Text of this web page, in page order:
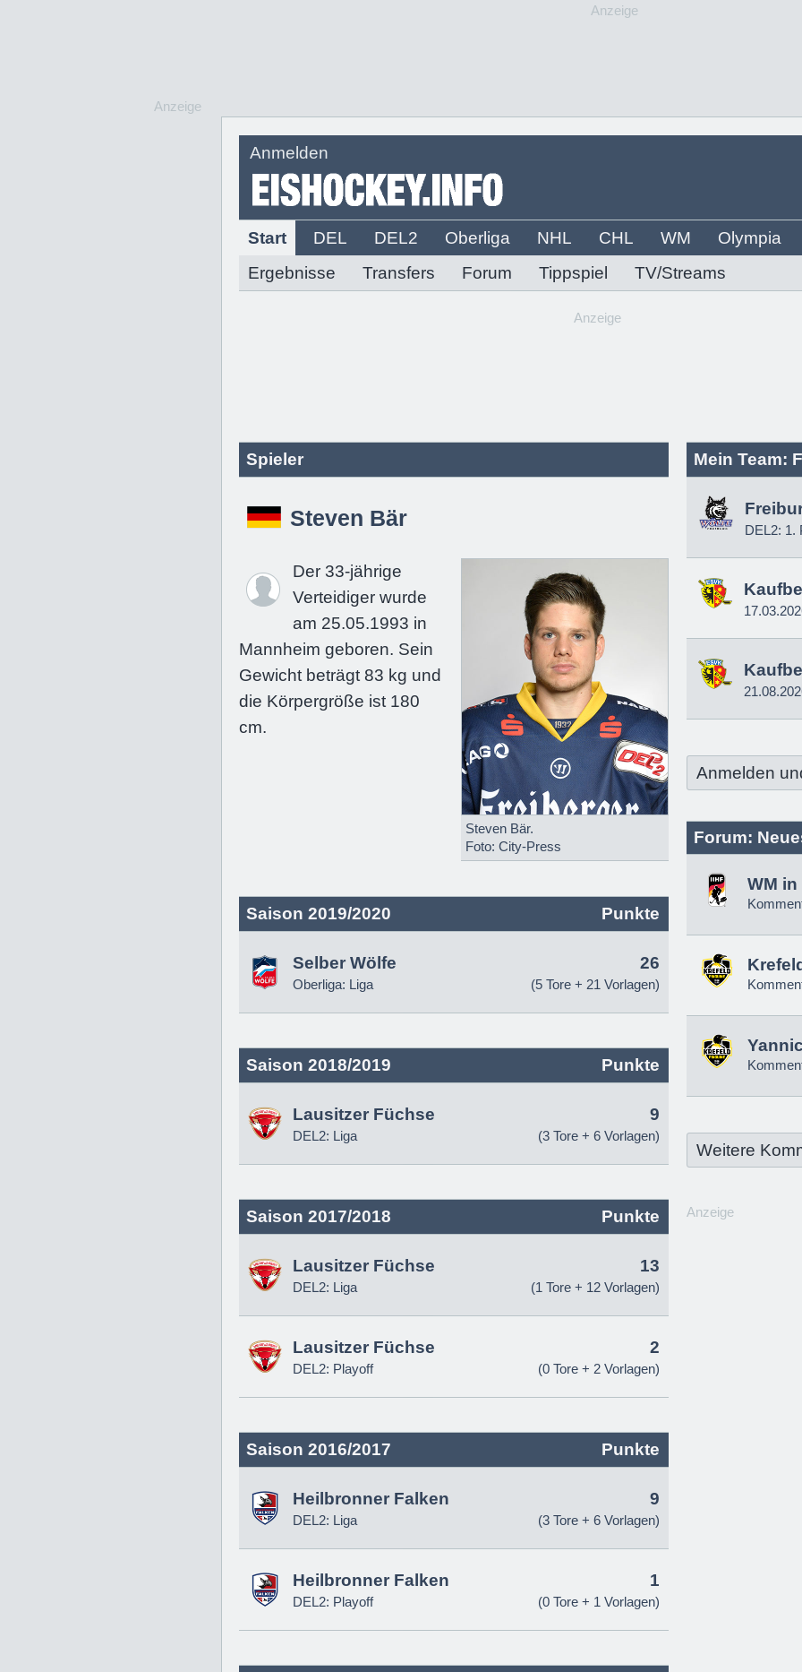
Anzeige
Anmelden
Start DEL DEL2 Oberliga NHL CHL WM
Olympia
Ergebnisse
Transfers Forum Tippspiel TV/Streams
Anzeige
Anzeige
Spieler
Steven Bär
Steven Bär.
Foto: City-Press
Der 33-jährige
Verteidiger wurde
am 25.05.1993 in
Mannheim geboren. Sein
Gewicht beträgt 83 kg und
die Körpergröße ist 180
cm.
Saison 2019/2020 Punkte
Selber Wölfe
Oberliga: Liga
26
(5 Tore + 21 Vorlagen)
Saison 2018/2019 Punkte
Lausitzer Füchse
DEL2: Liga
9
(3 Tore + 6 Vorlagen)
Saison 2017/2018 Punkte
Lausitzer Füchse
DEL2: Liga
13
(1 Tore + 12 Vorlagen)
Lausitzer Füchse
DEL2: Playoff
2
(0 Tore + 2 Vorlagen)
Saison 2016/2017 Punkte
Heilbronner Falken
DEL2: Liga
9
(3 Tore + 6 Vorlagen)
Heilbronner Falken
DEL2: Playoff
1
(0 Tore + 1 Vorlagen)
Mein Team:
DEL2: 1.
Anmelden
Forum:
WM
Weitere
Anzeige